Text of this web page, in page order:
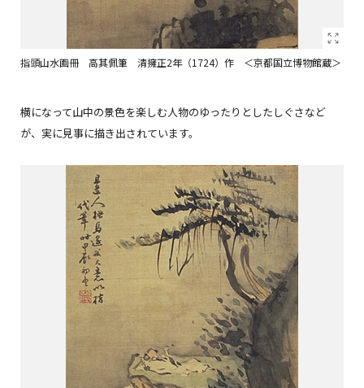
指頭山水画冊 高其佩筆 清擁正2年（1724）作 ＜京都国立博物館蔵＞
横になって山中の景色を楽しむ人物のゆったりとしたしぐさなど
が、実に見事に描き出されています。